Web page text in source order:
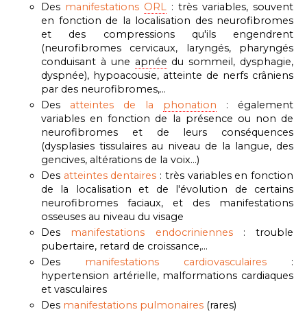
Des manifestations ORL : très variables, souvent
en fonction de la localisation des neurofibromes
et des compressions qu'ils engendrent
(neurofibromes cervicaux, laryngés, pharyngés
conduisant à une apnée du sommeil, dysphagie,
dyspnée), hypoacousie, atteinte de nerfs crâniens
par des neurofibromes,...
Des atteintes de la phonation : également
variables en fonction de la présence ou non de
neurofibromes et de leurs conséquences
(dysplasies tissulaires au niveau de la langue, des
gencives, altérations de la voix...)
Des atteintes dentaires : très variables en fonction
de la localisation et de l'évolution de certains
neurofibromes faciaux, et des manifestations
osseuses au niveau du visage
Des manifestations endocriniennes: trouble
pubertaire, retard de croissance,…
Des manifestations cardiovasculaires :
hypertension artérielle, malformations cardiaques
et vasculaires
Des manifestations pulmonaires (rares)